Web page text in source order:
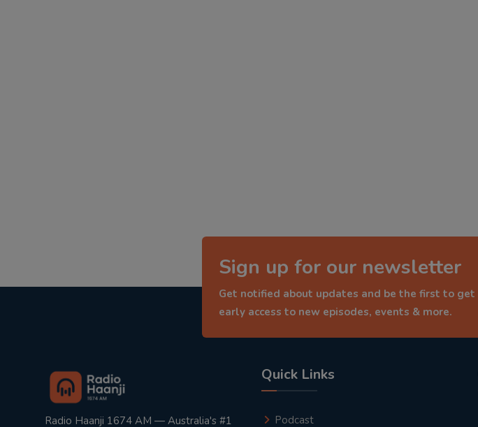
Sign up for our newsletter
Get notified about updates and be the first to get
early access to new episodes, events & more.
Radio Haanji 1674 AM — Australia's #1
Quick Links
Podcast